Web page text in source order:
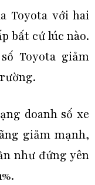
Toyota với hai
bất cứ lúc nào.
Toyota giảm
doanh số xe
giảm mạnh,
như đứng yên